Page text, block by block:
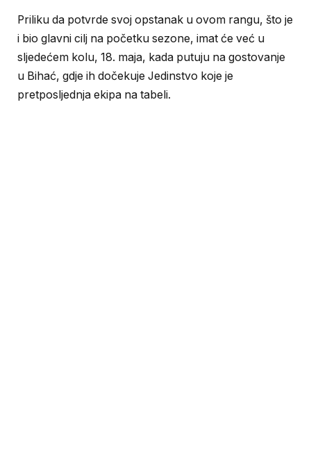
Priliku da potvrde svoj opstanak u ovom rangu, što je
i bio glavni cilj na početku sezone, imat će već u
sljedećem kolu, 18. maja, kada putuju na gostovanje
u Bihać, gdje ih dočekuje Jedinstvo koje je
pretposljednja ekipa na tabeli.